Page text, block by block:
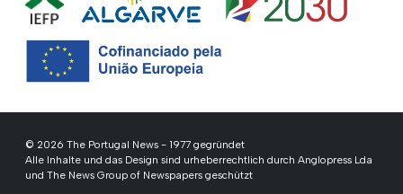
© 2026 The Portugal News - 1977 gegründet
Alle Inhalte und das Design sind urheberrechtlich durch Anglopress Lda
und The News Group of Newspapers geschützt